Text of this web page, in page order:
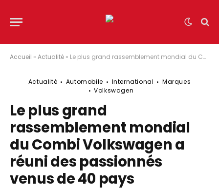
Accueil » Actualité » Le plus grand rassemblement mondial du Combi Volkswagen a réuni des passionnés venus de 40 pays
Actualité Automobile International
Marques
Volkswagen
Le plus grand
rassemblement mondial
du Combi Volkswagen a
réuni des passionnés
venus de 40 pays